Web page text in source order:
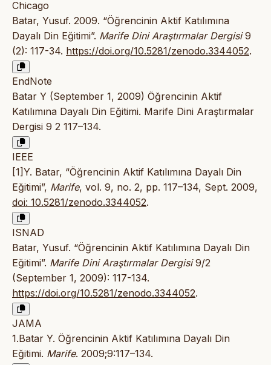
Chicago
Batar, Yusuf. 2009. “Öğrencinin Aktif Katılımına
Dayalı Din Eğitimi”. Marife Dini Araştırmalar Dergisi9
(2): 117-34. https://doi.org/10.5281/zenodo.3344052.
EndNote
Batar Y (September 1, 2009) Öğrencinin Aktif
Katılımına Dayalı Din Eğitimi. Marife Dini Araştırmalar
Dergisi 9 2 117–134.
IEEE
[1]Y. Batar, “Öğrencinin Aktif Katılımına Dayalı Din
Eğitimi”, Marife, vol. 9, no. 2, pp. 117–134, Sept. 2009,
doi: 10.5281/zenodo.3344052.
ISNAD
Batar, Yusuf. “Öğrencinin Aktif Katılımına Dayalı Din
Eğitimi”. Marife Dini Araştırmalar Dergisi9/2
(September 1, 2009): 117-134.
https://doi.org/10.5281/zenodo.3344052.
JAMA
1.Batar Y. Öğrencinin Aktif Katılımına Dayalı Din
Eğitimi. Marife. 2009;9:117–134.